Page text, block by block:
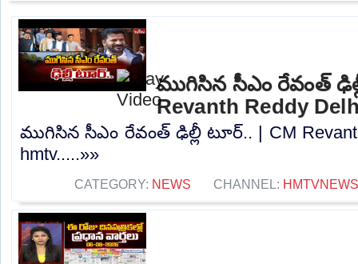
ముగిసిన సీఎం రేవంత్
Revanth Reddy
ముగిసిన సీఎం రేవంత్ ఢిల్లీ టూర్.. | CM
hmtv.....»»
CATEGORY: NEWS CHANNEL: HMTVNEWS